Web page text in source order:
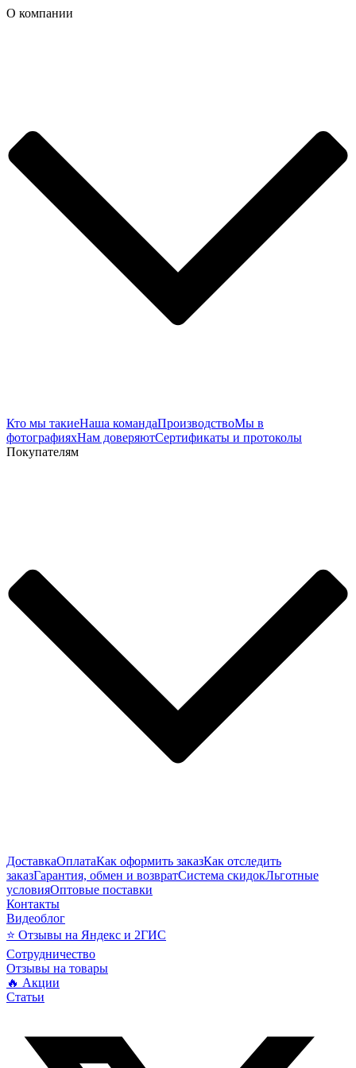
О компании
Кто мы такиеНаша командаПроизводствоМы в
фотографияхНам доверяютСертификаты и протоколы
Покупателям
ДоставкаОплатаКак оформить заказКак отследить
заказГарантия, обмен и возвратСистема скидокЛьготные
условияОптовые поставки
Контакты
Видеоблог
⭐ Отзывы на Яндекс и 2ГИС
Сотрудничество
Отзывы на товары
🔥 Акции
Статьи